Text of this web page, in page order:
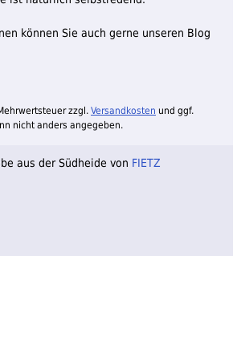
können Sie auch gerne unseren Blog
zzgl. Versandkosten und ggf.
nicht anders angegeben.
aus der Südheide von FIETZ